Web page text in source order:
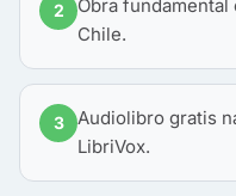
2
Obra
Chile.
3
Audiolibro gratis
LibriVox.